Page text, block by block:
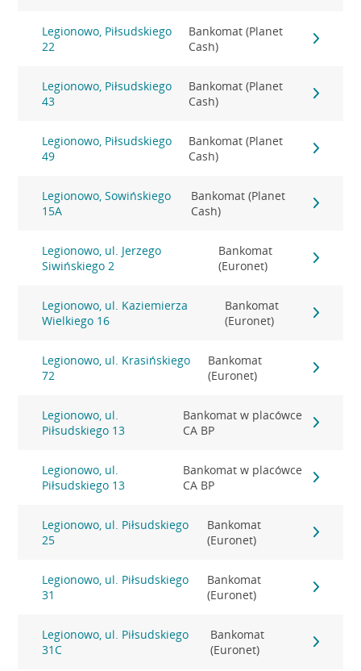
Legionowo, Piłsudskiego
22
Bankomat (Planet
Cash)
Legionowo, Piłsudskiego
43
Bankomat (Planet
Cash)
Legionowo, Piłsudskiego
49
Bankomat (Planet
Cash)
Legionowo, Sowińskiego
15A
Bankomat (Planet
Cash)
Legionowo, ul. Jerzego
Siwińskiego 2
Bankomat
(Euronet)
Legionowo, ul. Kaziemierza
Wielkiego 16
Bankomat
(Euronet)
Legionowo, ul. Krasińskiego
72
Bankomat
(Euronet)
Legionowo, ul.
Piłsudskiego 13
Bankomat w placówce
CA BP
Legionowo, ul.
Piłsudskiego 13
Bankomat w placówce
CA BP
Legionowo, ul. Piłsudskiego
25
Bankomat
(Euronet)
Legionowo, ul. Piłsudskiego
31
Bankomat
(Euronet)
Legionowo, ul. Piłsudskiego
31C
Bankomat
(Euronet)